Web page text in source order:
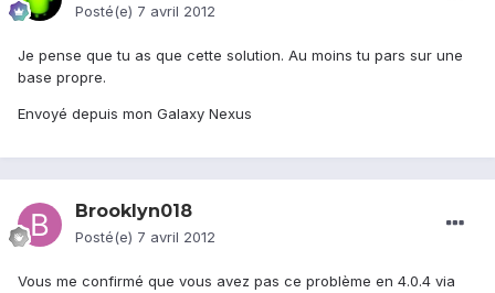
Posté(e) 7 avril 2012
Je pense que tu as que cette solution. Au moins tu pars sur une
base propre.
Envoyé depuis mon Galaxy Nexus
Brooklyn018
Posté(e) 7 avril 2012
Vous me confirmé que vous avez pas ce problème en 4.0.4 via